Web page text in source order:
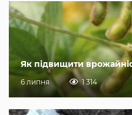
Як підвищити
6 липня 1 314